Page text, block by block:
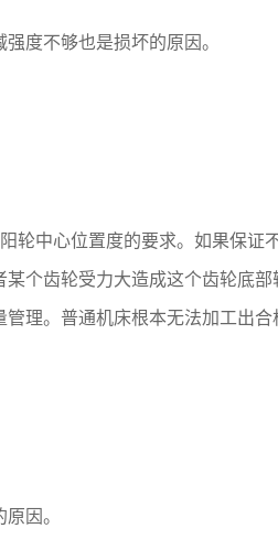
度不够也是损坏的原因。
中心位置度的要求。如果保证
个齿轮受力大造成这个齿轮底
理。普通机床根本无法加工出合
因。